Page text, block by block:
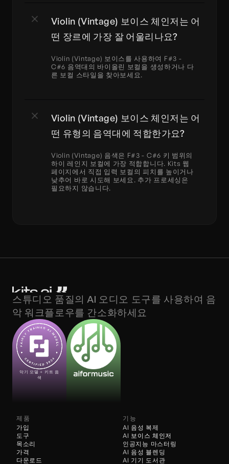
Violin (Vintage) 보이스 체인저는 어
떤 장르에 가장 잘 어울리나요?
Violin (Vintage) 보이스를 사용하여 F#3 -
C#6 음역대의 바이올린 보컬을 생성하거나 다
른 보컬 스타일을 찾아보세요.
Violin (Vintage) 보이스 체인저는 어
떤 유형의 음역대에 적합한가요?
Violin (Vintage) 음색은 F#3 - C#6 키 범위의
하이 레인지 보컬에 가장 적합합니다. Kits 웹
페이지에서 직접 입력 보컬의 피치를 높이거나
낮추어 바로 시도해 보세요. 추가 프로세싱은
필요하지 않습니다.
스튜디오 품질의 AI 오디오 도구를 사용하여 음
악 워크플로우를 간소화하세요
악기 모델 + 키트 음
색
제품
가입
도구
목소리
가격
다운로드
기능
AI 음성 복제
AI 음성 블렌딩
AI 보이스 체인저
인공지능 마스터링
AI 기기 도서관